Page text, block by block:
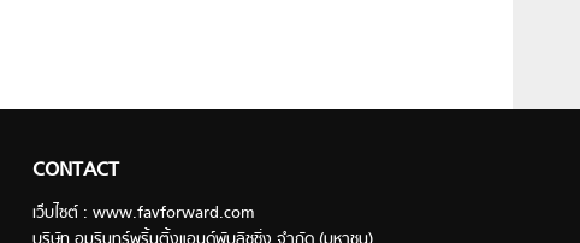
CONTACT
เว็บไซต์ : www.favforward.com